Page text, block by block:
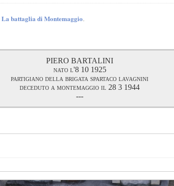
La battaglia di Montemaggio
PIERO BARTALINI
nato l'8 10 1925
partigiano della brigata spartaco lavagnini
deceduto a montemaggio il 28 3 1944
---